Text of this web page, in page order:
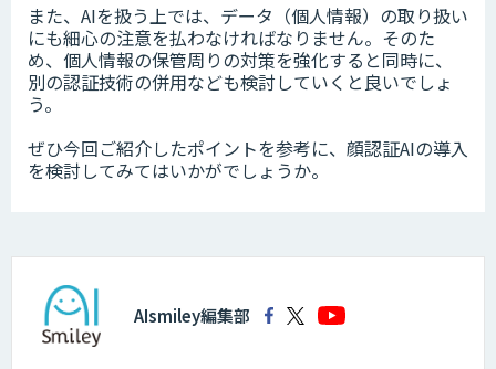
また、AIを扱う上では、データ（個人情報）の取り扱い
にも細心の注意を払わなければなりません。そのた
め、個人情報の保管周りの対策を強化すると同時に、
別の認証技術の併用なども検討していくと良いでしょ
う。
ぜひ今回ご紹介したポイントを参考に、顔認証AIの導入
を検討してみてはいかがでしょうか。
AIsmiley編集部